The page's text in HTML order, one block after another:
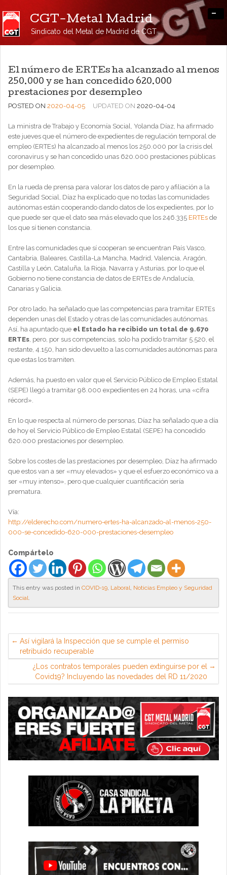
CGT-Metal Madrid
Sindicato del Metal de Madrid de CGT
-
El número de ERTEs ha alcanzado al menos
250.000 y se han concedido 620.000
prestaciones por desempleo
POSTED ON 2020-04-05 UPDATED ON 2020-04-04
La ministra de Trabajo y Economía Social, Yolanda Díaz, ha afirmado
este jueves que el número de expedientes de regulación temporal de
empleo (ERTEs) ha alcanzado al menos los 250.000 por la crisis del
coronavirus y se han concedido unas 620.000 prestaciones públicas
por desempleo.
En la rueda de prensa para valorar los datos de paro y afiliación a la
Seguridad Social, Díaz ha explicado que no todas las comunidades
autónomas están cooperando dando datos de los expedientes, por lo
que puede ser que el dato sea más elevado que los 246.335 ERTEs de
los que sí tienen constancia.
Entre las comunidades que sí cooperan se encuentran País Vasco,
Cantabria, Baleares, Castilla-La Mancha, Madrid, Valencia, Aragón,
Castilla y León, Cataluña, la Rioja, Navarra y Asturias, por lo que el
Gobierno no tiene constancia de datos de ERTEs de Andalucía,
Canarias y Galicia.
Por otro lado, ha señalado que las competencias para tramitar ERTEs
dependen unas del Estado y otras de las comunidades autónomas.
Así, ha apuntado que el Estado ha recibido un total de 9.670
ERTEs, pero, por sus competencias, solo ha podido tramitar 5.520, el
restante, 4.150, han sido devuelto a las comunidades autónomas para
que estas los tramiten.
Además, ha puesto en valor que el Servicio Público de Empleo Estatal
(SEPE) llegó a tramitar 98.000 expedientes en 24 horas, una «cifra
récord».
En lo que respecta al número de personas, Díaz ha señalado que a día
de hoy el Servicio Público de Empleo Estatal (SEPE) ha concedido
620.000 prestaciones por desempleo.
Sobre los costes de las prestaciones por desempleo, Díaz ha afirmado
que estos van a ser «muy elevados» y que el esfuerzo económico va a
ser «muy intenso», pero que cualquier cuantificación sería
prematura.
Vía:
http://elderecho.com/numero-ertes-ha-alcanzado-al-menos-250-
000-se-concedido-620-000-prestaciones-desempleo
Compártelo
This entry was posted in COVID-19, Laboral, Noticias Empleo y Seguridad
Social.
Así vigilará la Inspección que se cumple el permiso
retribuido recuperable
¿Los contratos temporales pueden extinguirse por el
Covid19? Incluyendo las novedades del RD 11/2020